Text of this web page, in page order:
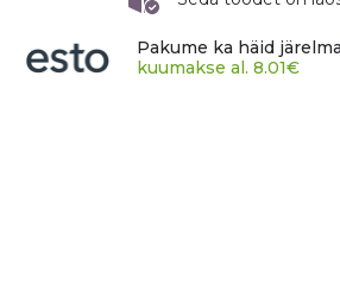
Pakume ka häid
kuumakse al. 8.01€